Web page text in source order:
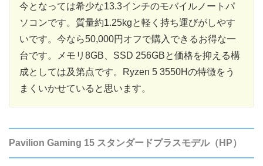
今となっては希少な13.3インチのモバイルノートパ
ソコンです。質量約1.25kgと軽く持ち運びがしやす
いです。今なら50,000円オフで購入できるお得な一
台です。メモリ8GB、SSD 256GBと価格を抑える構
成としては及第点です。Ryzen 5 3550Hの特徴をう
まくいかせていると思います。
Pavilion Gaming 15 スタンダードプラスモデル（HP）